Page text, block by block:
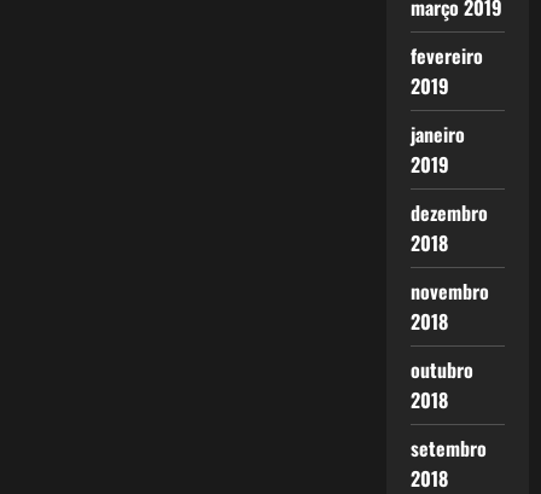
março 2019
fevereiro
2019
janeiro
2019
dezembro
2018
novembro
2018
outubro
2018
setembro
2018